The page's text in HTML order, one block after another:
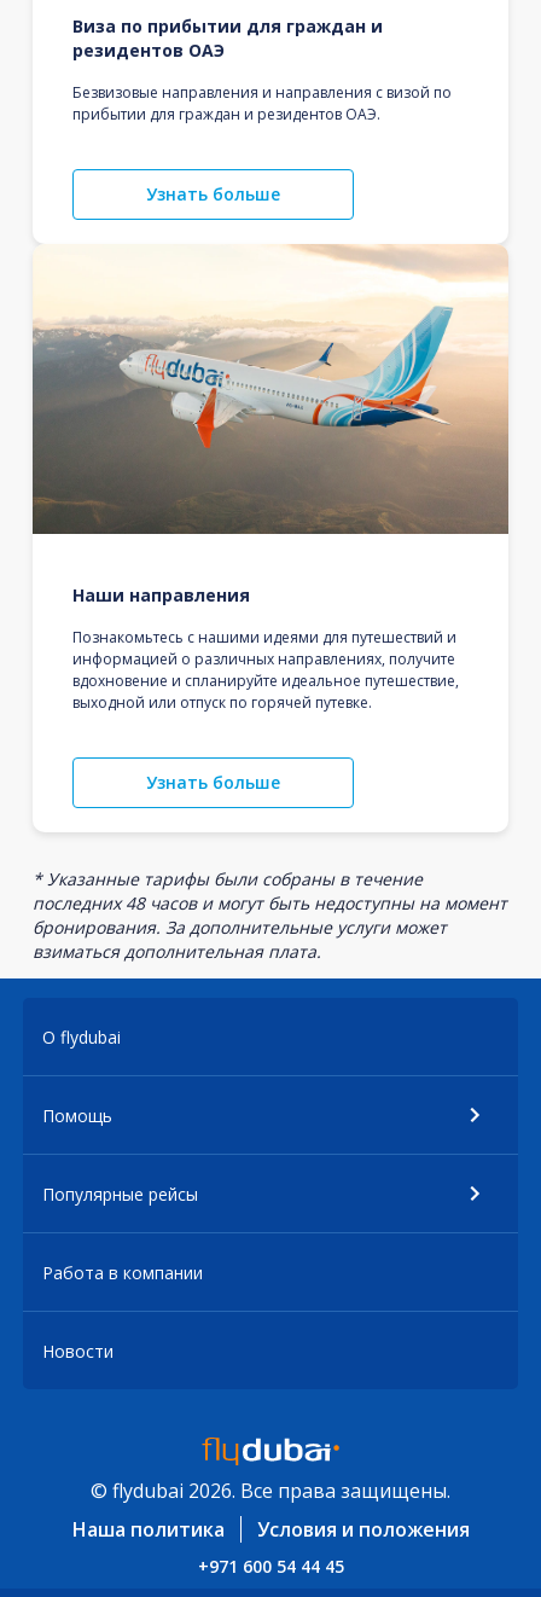
Виза по прибытии для граждан и
резидентов ОАЭ
Безвизовые направления и направления с визой по
прибытии для граждан и резидентов ОАЭ.
Узнать больше
Наши направления
Познакомьтесь с нашими идеями для путешествий и
информацией о различных направлениях, получите
вдохновение и спланируйте идеальное путешествие,
выходной или отпуск по горячей путевке.
Узнать больше
* Указанные тарифы были собраны в течение
последних 48 часов и могут быть недоступны на момент
бронирования. За дополнительные услуги может
взиматься дополнительная плата.
О flydubai
Помощь
Популярные рейсы
Работа в компании
Новости
© flydubai 2026. Все права защищены.
Наша политика
Условия и положения
+971 600 54 44 45